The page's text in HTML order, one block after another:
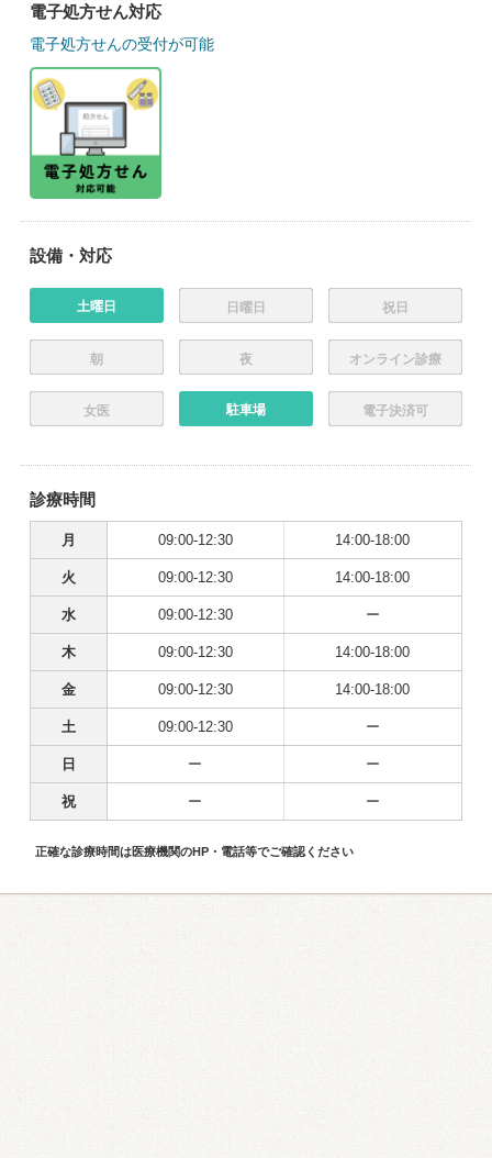
電子処方せん対応
電子処方せんの受付が可能
設備・対応
土曜日 日曜日 祝日
朝 夜 オンライン診療
女医 駐車場 電子決済可
診療時間
月 09:00-12:30 14:00-18:00
火 09:00-12:30 14:00-18:00
水 09:00-12:30 ー
木 09:00-12:30 14:00-18:00
金 09:00-12:30 14:00-18:00
土 09:00-12:30 ー
日 ー ー
祝 ー ー
正確な診療時間は医療機関のHP・電話等でご確認ください